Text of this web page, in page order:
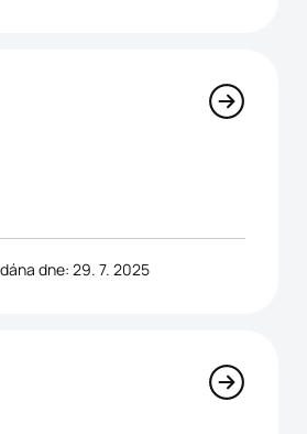
dne: 29. 7. 2025